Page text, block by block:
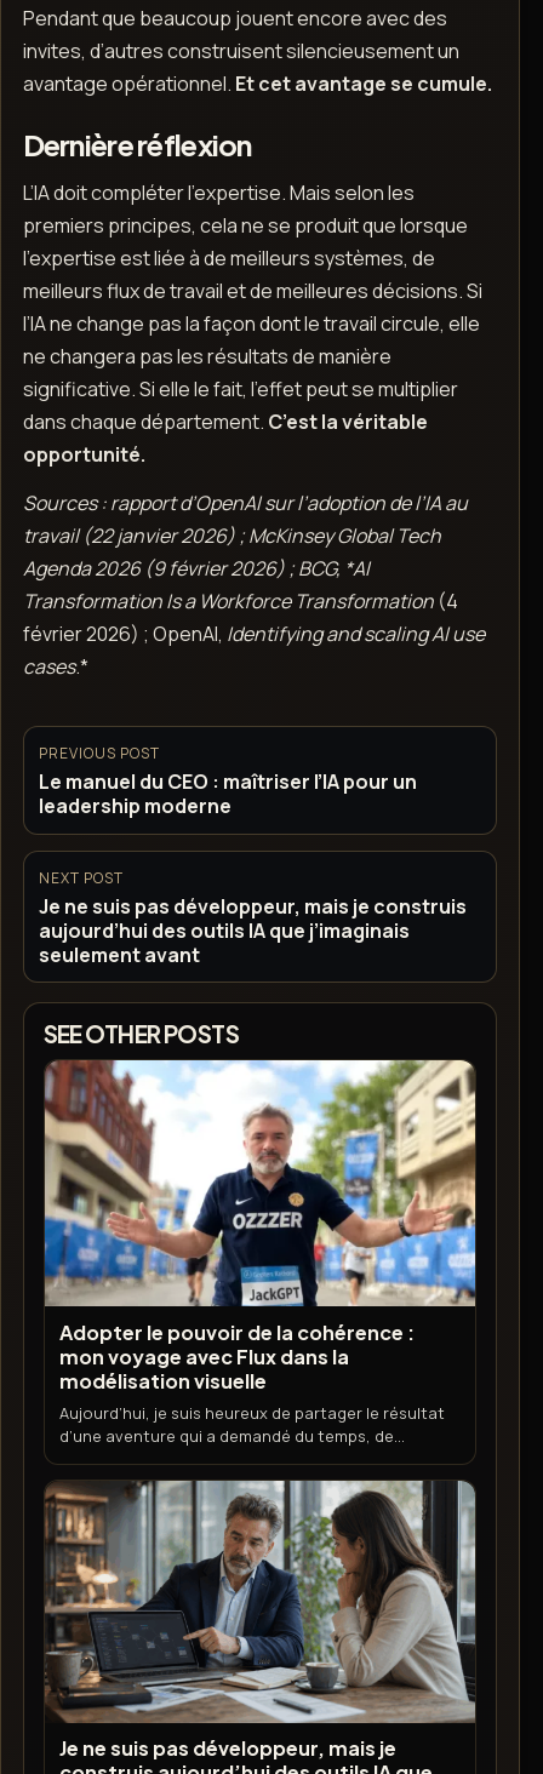
Pendant que beaucoup jouent encore avec des
invites, d’autres construisent silencieusement un
avantage opérationnel. Et cet avantage se cumule.
Dernière réflexion
L’IA doit compléter l’expertise. Mais selon les
premiers principes, cela ne se produit que lorsque
l’expertise est liée à de meilleurs systèmes, de
meilleurs flux de travail et de meilleures décisions. Si
l’IA ne change pas la façon dont le travail circule, elle
ne changera pas les résultats de manière
significative. Si elle le fait, l’effet peut se multiplier
dans chaque département. C’est la véritable
opportunité.
Sources : rapport d’OpenAI sur l’adoption de l’IA au
travail (22 janvier 2026) ; McKinsey Global Tech
Agenda 2026 (9 février 2026) ; BCG, *AI
Transformation Is a Workforce Transformation(4
février 2026) ; OpenAI, Identifying and scaling AI use
cases.*
PREVIOUS POST
Le manuel du CEO : maîtriser l’IA pour un
leadership moderne
NEXT POST
Je ne suis pas développeur, mais je construis
aujourd’hui des outils IA que j’imaginais
seulement avant
SEE OTHER POSTS
Adopter le pouvoir de la cohérence :
mon voyage avec Flux dans la
modélisation visuelle
Aujourd’hui, je suis heureux de partager le résultat
d’une aventure qui a demandé du temps, de...
Je ne suis pas développeur, mais je